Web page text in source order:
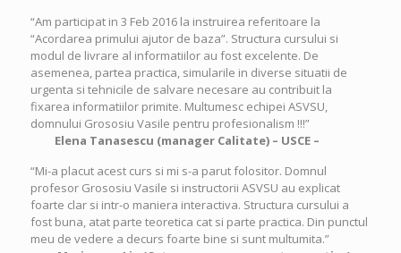
“Am participat in 3 Feb 2016 la instruirea referitoare la
“Acordarea primului ajutor de baza”. Structura cursului si
modul de livrare al informatiilor au fost excelente. De
asemenea, partea practica, simularile in diverse situatii de
urgenta si tehnicile de salvare necesare au contribuit la
fixarea informatiilor primite. Multumesc echipei ASVSU,
domnului Grososiu Vasile pentru profesionalism !!!”
Elena Tanasescu (manager Calitate) – USCE –
“Mi-a placut acest curs si mi s-a parut folositor. Domnul
profesor Grososiu Vasile si instructorii ASVSU au explicat
foarte clar si intr-o maniera interactiva. Structura cursului a
fost buna, atat parte teoretica cat si parte practica. Din punctul
meu de vedere a decurs foarte bine si sunt multumita.”